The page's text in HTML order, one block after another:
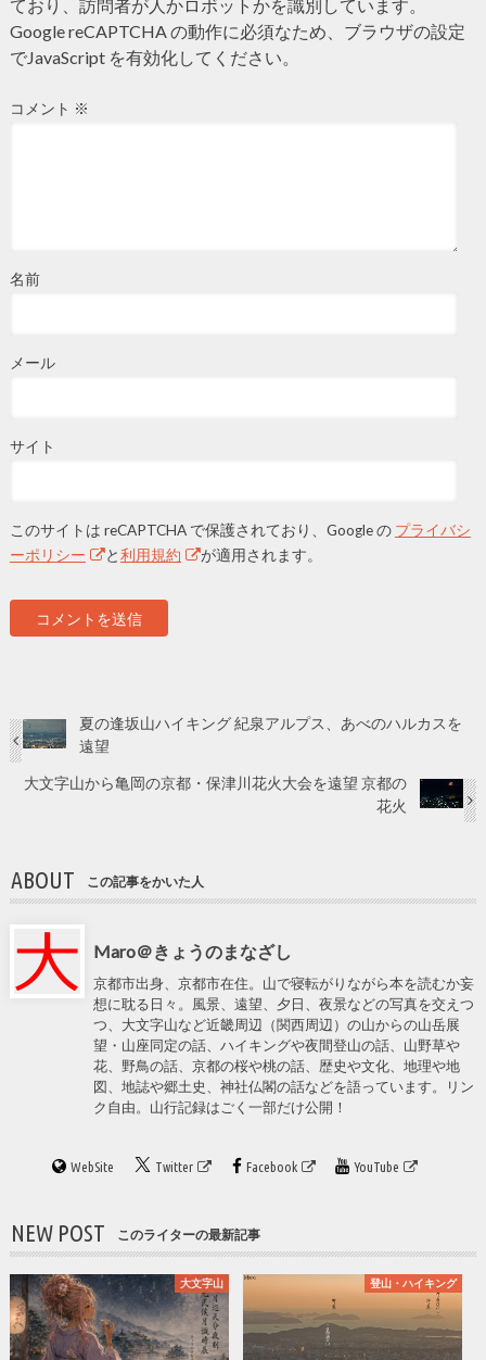
ており、訪問者が人かロボットかを識別しています。
Google reCAPTCHA の動作に必須なため、ブラウザの設定
でJavaScript を有効化してください。
コメント ※
名前
メール
サイト
このサイトは reCAPTCHA で保護されており、Google の プライバシ
ーポリシー
と利用規約 が適用されます。
夏の逢坂山ハイキング 紀泉アルプス、あべのハルカスを
遠望
大文字山から亀岡の京都・保津川花火大会を遠望 京都の
花火
ABOUT この記事をかいた人
Maro＠きょうのまなざし
京都市出身、京都市在住。山で寝転がりながら本を読むか妄
想に耽る日々。風景、遠望、夕日、夜景などの写真を交えつ
つ、大文字山など近畿周辺（関西周辺）の山からの山岳展
望・山座同定の話、ハイキングや夜間登山の話、山野草や
花、野鳥の話、京都の桜や桃の話、歴史や文化、地理や地
図、地誌や郷土史、神社仏閣の話などを語っています。リン
ク自由。山行記録はごく一部だけ公開！
WebSite Twitter Facebook YouTube
NEW POST このライターの最新記事
大文字山 登山・ハイキング